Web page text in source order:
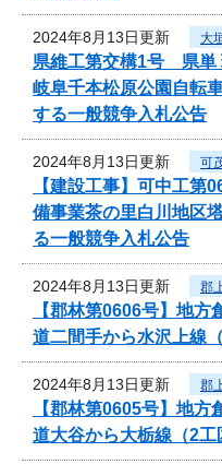
2024年8月13日更新 大
県維工第交構1号 県単
岐阜千本松原公園自転
する一般競争入札公告
2024年8月13日更新 可
【建設工事】可中工第
備事業茶の里白川地区
る一般競争入札公告
2024年8月13日更新 郡
【郡林第0606号】地
道二間手から水沢上線
2024年8月13日更新 郡
【郡林第0605号】地
道大谷から大栃線（2